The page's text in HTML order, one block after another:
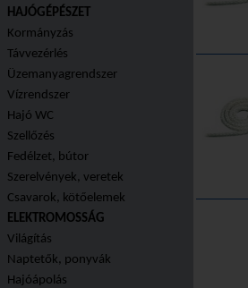
HAJÓGÉPÉSZET
Kormányzás
Távvezérlés
Üzemanyagrendszer
Vízrendszer
Hajó WC
Szellőzés
Fedélzet, bútor
Szerelvények, veretek
Csavarok, kötőelemek
ELEKTROMOSSÁG
Világítás
Naptetők, ponyvák
Hajóápolás